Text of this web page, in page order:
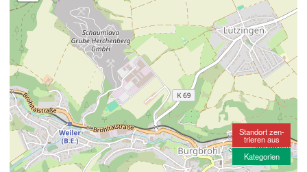
Standort zen-
trieren aus
Kategorien